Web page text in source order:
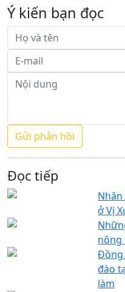
Ý kiến bạn đọc
Đọc tiếp
ở Vị
nông
Đồng
đào
làm